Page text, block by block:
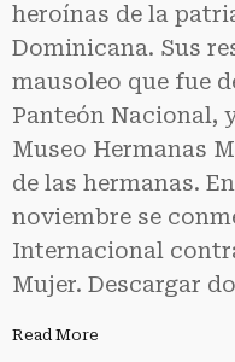
heroínas de la
Dominicana. Sus
mausoleo que fue
Panteón Nacional,
Museo Hermanas
de las hermanas.
noviembre se
Internacional
Mujer. Descargar
Read More